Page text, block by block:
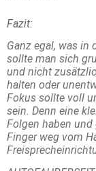
Fazit:
Ganz egal, was in
sollte man sich
und nicht
halten oder
Fokus sollte voll
sein. Denn eine
Folgen haben und
Finger weg vom